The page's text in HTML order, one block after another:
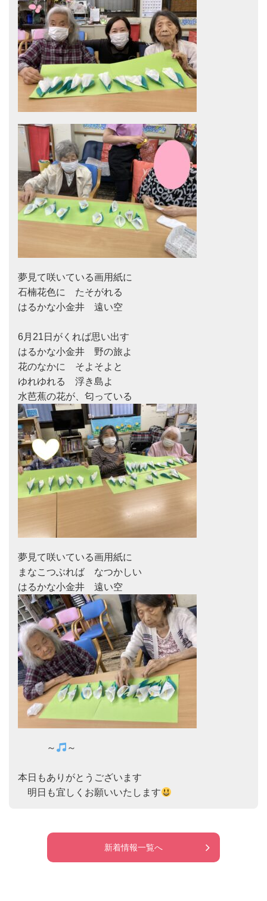
夢見て咲いている画用紙に
石楠花色に　たそがれる
はるかな小金井　遠い空
6月21日がくれば思い出す
はるかな小金井　野の旅よ
花のなかに　そよそよと
ゆれゆれる　浮き島よ
夢見て咲いている画用紙に
まなこつぶれば　なつかしい
～ ～
本日もありがとうございます
明日も宜しくお願いいたします
新着情報一覧へ